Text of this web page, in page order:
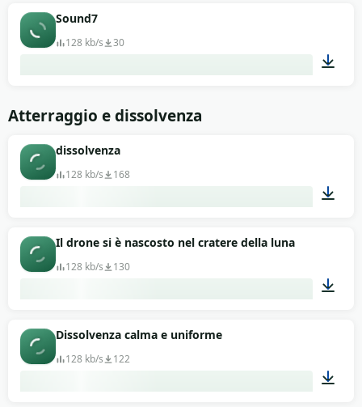
Sound7
128 kb/s 30
Atterraggio e dissolvenza
dissolvenza
128 kb/s 168
Il drone si è nascosto nel cratere della luna
128 kb/s 130
Dissolvenza calma e uniforme
128 kb/s 122